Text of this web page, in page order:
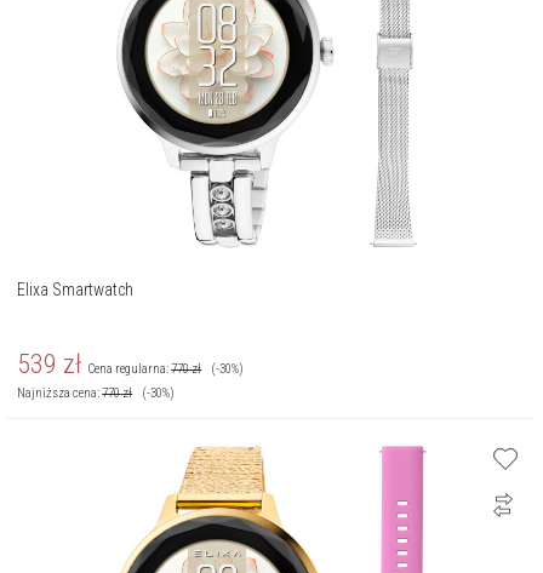
Elixa Smartwatch
539 zł Cena regularna:770zł
(-30%)
Najniższa cena:770zł (-30%)